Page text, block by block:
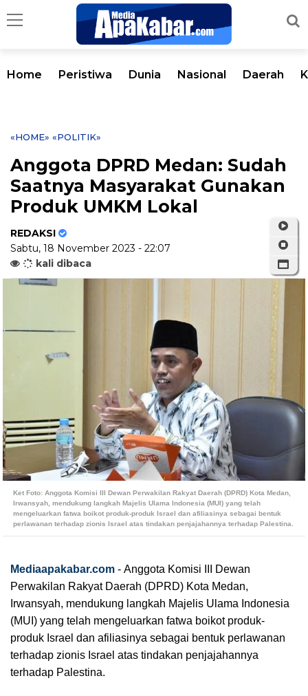
Home Peristiwa Dunia Nasional Daerah
«HOME» «POLITIK»
Anggota DPRD Medan: Sudah
Saatnya Masyarakat Gunakan
Produk UMKM Lokal
REDAKSI
Sabtu, 18 November 2023 - 22:07
kali dibaca
Ket Foto: Anggota Komisi III Dewan Perwakilan Rakyat Daerah (DPRD) Kota Medan,
Irwansyah, mendukung langkah Majelis Ulama Indonesia (MUI) yang telah
mengeluarkan fatwa boikot produk-produk Israel dan afiliasinya sebagai bentuk
perlawanan terhadap zionis Israel atas tindakan penjajahannya terhadap Palestina.
Mediaapakabar.com - Anggota Komisi III Dewan
Perwakilan Rakyat Daerah (DPRD) Kota Medan,
Irwansyah, mendukung langkah Majelis Ulama Indonesia
(MUI) yang telah mengeluarkan fatwa boikot produk-
produk Israel dan afiliasinya sebagai bentuk perlawanan
terhadap zionis Israel atas tindakan penjajahannya
terhadap Palestina.